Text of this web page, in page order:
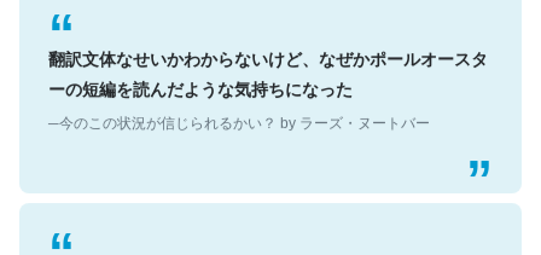
翻訳文体なせいかわからないけど、なぜかポールオースタ
ーの短編を読んだような気持ちになった